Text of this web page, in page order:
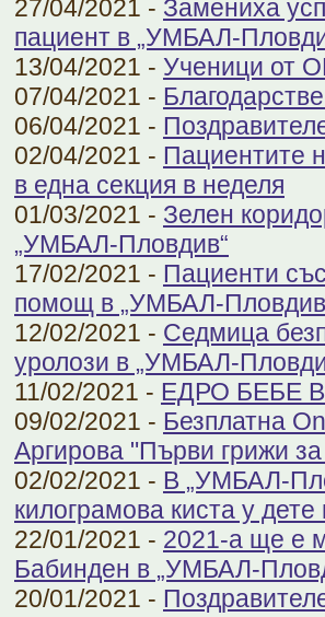
27/04/2021 - Замениха
пациент в „УМБАЛ-
13/04/2021 - Ученици от
07/04/2021 -
06/04/2021 -
02/04/2021 - Пациентите
в една секция в неделя
01/03/2021 - Зелен
„УМБАЛ-Пловдив“
17/02/2021 - Пациенти
помощ в „УМБАЛ-
12/02/2021 - Седмица
уролози в „УМБАЛ-
11/02/2021 - ЕДРО БЕБЕ
09/02/2021 - Безплатна
Аргирова "Първи грижи
02/02/2021 - В „УМБАЛ-
килограмова киста у дете
22/01/2021 - 2021-а ще е
Бабинден в „УМБАЛ-
20/01/2021 -